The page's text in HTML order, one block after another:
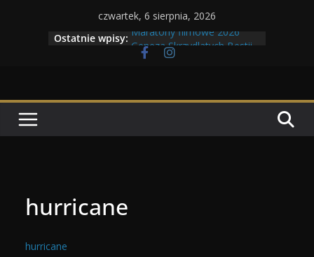
czwartek, 6 sierpnia, 2026
Ostatnie wpisy: Maratony filmowe 2026
Geneza Skrzydlatych Bestii
Wojna krasnoludów z elfami
hurricane
hurricane